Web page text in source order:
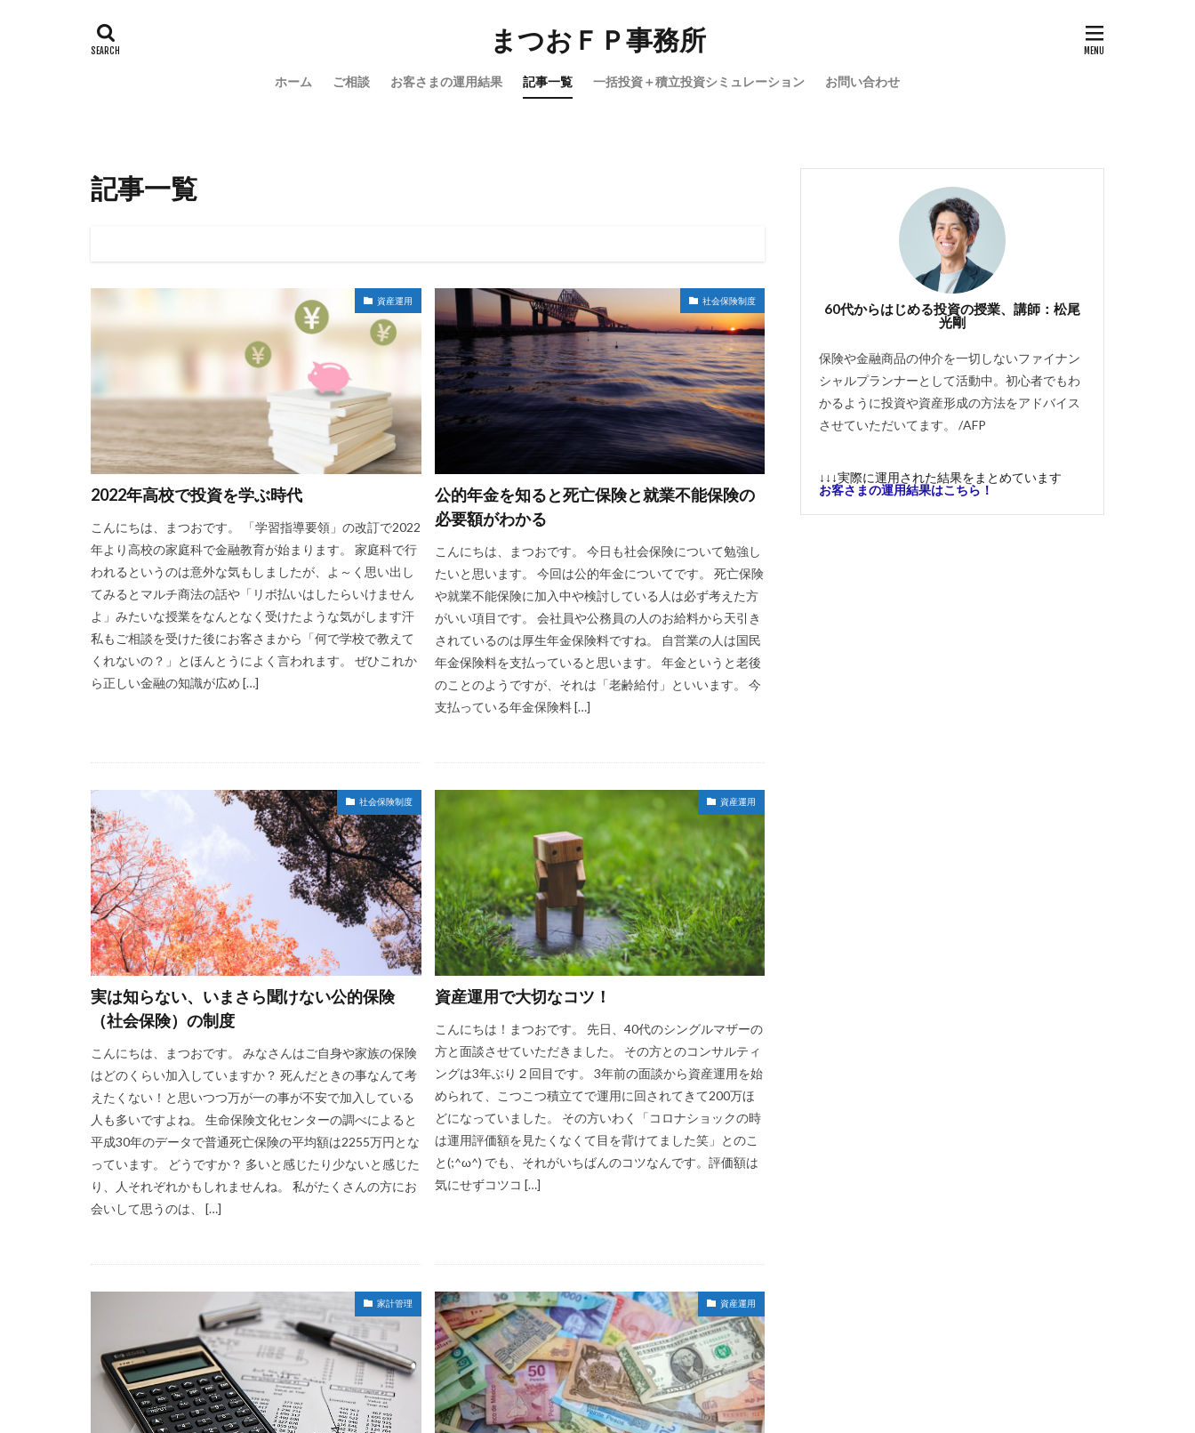
まつおＦＰ事務所
ホーム ご相談 お客さまの運用結果 記事一覧 一括投資＋積立投資シミュレーション お問い合わせ
記事一覧
資産運用
2022年高校で投資を学ぶ時代
こんにちは、まつおです。 「学習指導要領」の改訂で2022
年より高校の家庭科で金融教育が始まります。 家庭科で行
われるというのは意外な気もしましたが、よ～く思い出し
てみるとマルチ商法の話や「リボ払いはしたらいけません
よ」みたいな授業をなんとなく受けたような気がします汗
私もご相談を受けた後にお客さまから「何で学校で教えて
くれないの？」とほんとうによく言われます。 ぜひこれか
ら正しい金融の知識が広め […]
社会保険制度
公的年金を知ると死亡保険と就業不能保険の
必要額がわかる
こんにちは、まつおです。 今日も社会保険について勉強し
たいと思います。 今回は公的年金についてです。 死亡保険
や就業不能保険に加入中や検討している人は必ず考えた方
がいい項目です。 会社員や公務員の人のお給料から天引き
されているのは厚生年金保険料ですね。 自営業の人は国民
年金保険料を支払っていると思います。 年金というと老後
のことのようですが、それは「老齢給付」といいます。 今
支払っている年金保険料 […]
社会保険制度
実は知らない、いまさら聞けない公的保険
（社会保険）の制度
こんにちは、まつおです。 みなさんはご自身や家族の保険
はどのくらい加入していますか？ 死んだときの事なんて考
えたくない！と思いつつ万が一の事が不安で加入している
人も多いですよね。 生命保険文化センターの調べによると
平成30年のデータで普通死亡保険の平均額は2255万円とな
っています。 どうですか？ 多いと感じたり少ないと感じた
り、人それぞれかもしれませんね。 私がたくさんの方にお
会いして思うのは、 […]
資産運用
資産運用で大切なコツ！
こんにちは！まつおです。 先日、40代のシングルマザーの
方と面談させていただきました。 その方とのコンサルティ
ングは3年ぶり２回目です。 3年前の面談から資産運用を始
められて、こつこつ積立てで運用に回されてきて200万ほ
どになっていました。 その方いわく「コロナショックの時
は運用評価額を見たくなくて目を背けてました笑」とのこ
と(;^ω^) でも、それがいちばんのコツなんです。評価額は
気にせずコツコ […]
家計管理 資産運用
60代からはじめる投資の授業、講師：松尾
光剛
保険や金融商品の仲介を一切しないファイナン
シャルプランナーとして活動中。初心者でもわ
かるように投資や資産形成の方法をアドバイス
させていただいてます。 /AFP
↓↓↓実際に運用された結果をまとめています
お客さまの運用結果はこちら！